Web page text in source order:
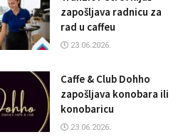
zapošljava radnicu za
rad u caffeu
23.06.2026.
Caffe & Club Dohho
zapošljava konobara ili
konobaricu
23.06.2026.